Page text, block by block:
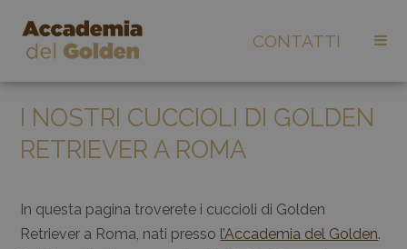
CONTATTI
I NOSTRI CUCCIOLI DI GOLDEN
RETRIEVER A ROMA
In questa pagina troverete i cuccioli di Golden
Retriever a Roma, nati presso l’Accademia del Golden.